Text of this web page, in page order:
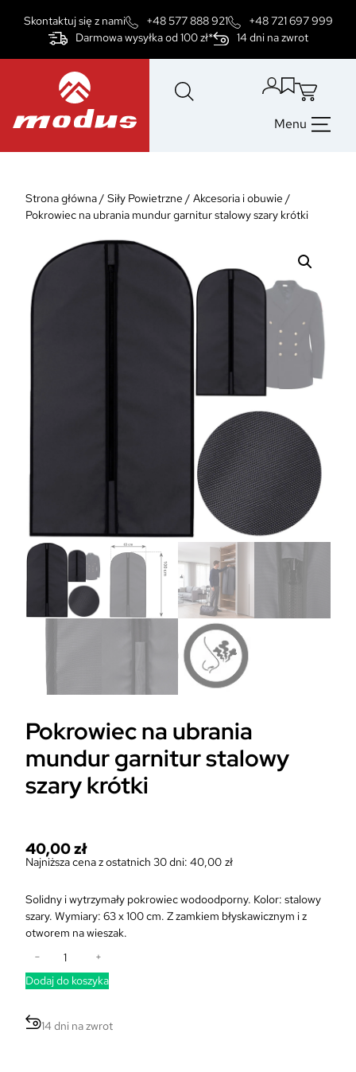
Skontaktuj się z nami +48 577 888 921
+48 721 697 999
Darmowa wysyłka od 100 zł*
14 dni na zwrot
Menu
Strona główna/ Siły Powietrzne / Akcesoria i obuwie /
Pokrowiec na ubrania mundur garnitur stalowy szary krótki
Pokrowiec na ubrania
mundur garnitur stalowy
szary krótki
40,00zł
Najniższa cena z ostatnich 30 dni: 40,00 zł
Solidny i wytrzymały pokrowiec wodoodporny. Kolor: stalowy
szary. Wymiary: 63 x 100 cm. Z zamkiem błyskawicznym i z
otworem na wieszak.
o
ć
P
− +
Dodaj do koszyka
14 dni na zwrot